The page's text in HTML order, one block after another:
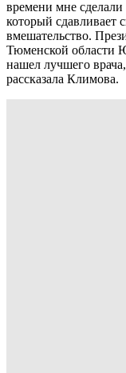
времени мне сделали
который сдавливает
вмешательство.
Тюменской области
нашел лучшего
рассказала Климова.